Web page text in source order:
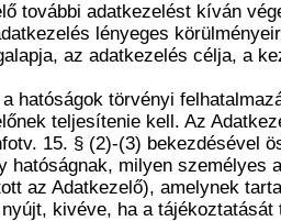
további adatkezelést kíván
lényeges
az adatkezelés célja, a
hatóságok törvényi
teljesítenie kell. Az
15. § (2)-(3) bekezdésével
hatóságnak, milyen személyes
az Adatkezelő), amelynek
kivéve, ha a